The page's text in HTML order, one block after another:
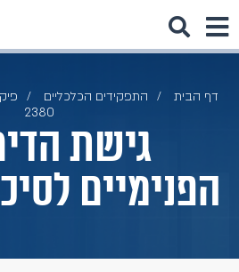
דף הבית התפקידים הכלכליים
2380
גישת
הפנימיים